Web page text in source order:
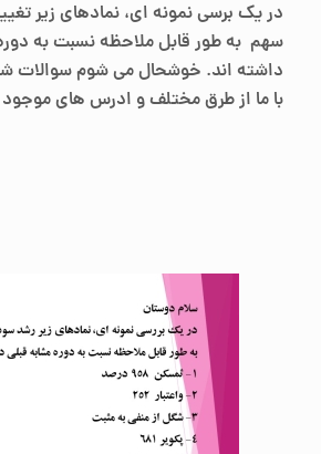
در یک برسی نمونه ای، نمادهای زیر
سهم به طور قابل ملاحظه نسبت به
داشته اند. خوشحال می شوم سوالات
با ما از طرق مختلف و ادرس های موجود